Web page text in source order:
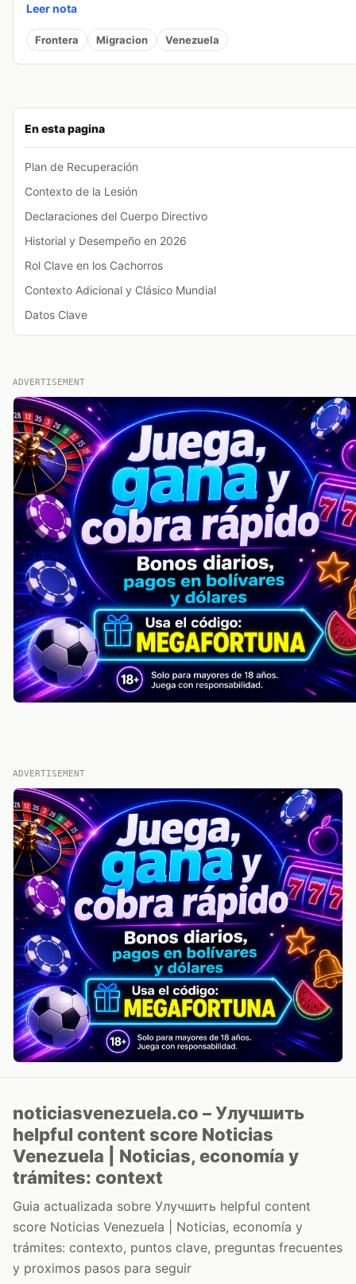
En esta pagina
Plan de Recuperación
Contexto de la Lesión
Declaraciones del Cuerpo Directivo
Historial y Desempeño en 2026
Rol Clave en los Cachorros
Contexto Adicional y Clásico Mundial
Datos Clave
Leer nota
Frontera Migracion Venezuela
ADVERTISEMENT
ADVERTISEMENT
noticiasvenezuela.co – Улучшить
helpful content score Noticias
Venezuela | Noticias, economía y
trámites: context
Guia actualizada sobre Улучшить helpful content
score Noticias Venezuela | Noticias, economía y
trámites: contexto, puntos clave, preguntas frecuentes
y proximos pasos para seguir